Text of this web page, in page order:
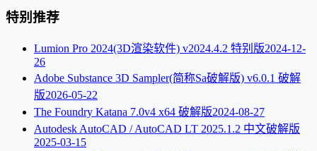
特别推荐
Lumion Pro 2024(3D渲染软件) v2024.4.2 特别版2024-12-
26
Adobe Substance 3D Sampler(简称Sa破解版) v6.0.1 破解
版2026-05-22
The Foundry Katana 7.0v4 x64 破解版2024-08-27
Autodesk AutoCAD / AutoCAD LT 2025.1.2 中文破解版
2025-03-15